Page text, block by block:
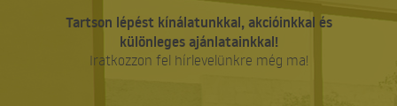
Tartson lépést kínálatunkkal, akcióinkkal és
különleges ajánlatainkkal!
Iratkozzon fel hírlevelünkre még ma!